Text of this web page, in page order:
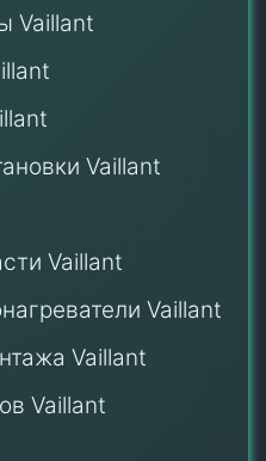
Vaillant
Vaillant
Vaillant
Vaillant
Vaillant
Vaillant